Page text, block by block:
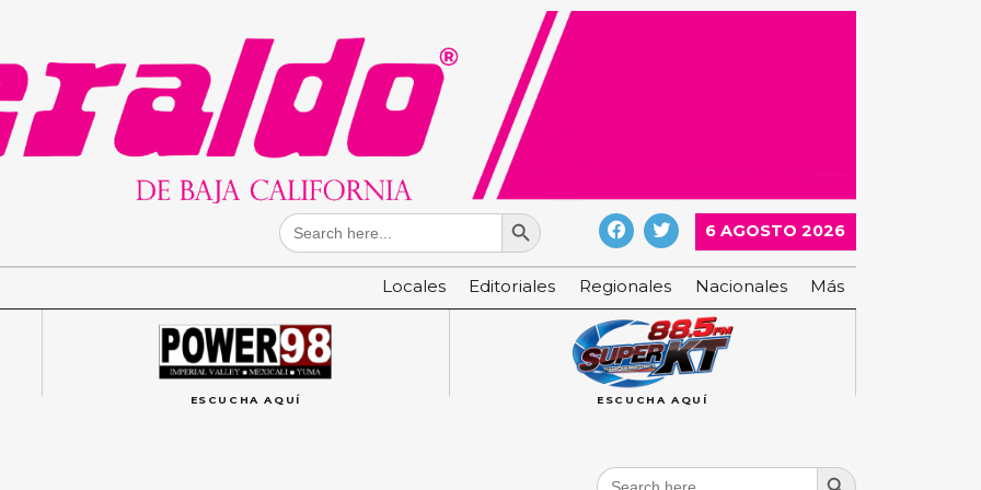
Search
for:
Search Button
6 AGOSTO 2026
Locales Editoriales Regionales Nacionales Más
ESCUCHA AQUÍ ESCUCHA AQUÍ
Search
Search Button